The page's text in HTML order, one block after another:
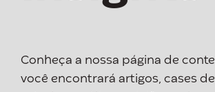
Conheça a nossa página de
você encontrará artigos, cases